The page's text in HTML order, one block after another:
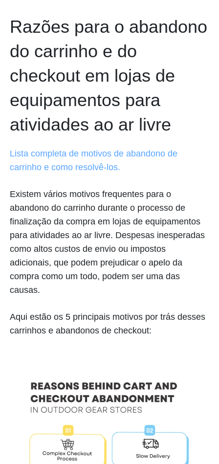
Razões para o abandono
do carrinho e do
checkout em lojas de
equipamentos para
atividades ao ar livre
Lista completa de motivos de abandono de
carrinho e como resolvê-los.
Existem vários motivos frequentes para o
abandono do carrinho durante o processo de
finalização da compra em lojas de equipamentos
para atividades ao ar livre. Despesas inesperadas
como altos custos de envio ou impostos
adicionais, que podem prejudicar o apelo da
compra como um todo, podem ser uma das
causas.
Aqui estão os 5 principais motivos por trás desses
carrinhos e abandonos de checkout: